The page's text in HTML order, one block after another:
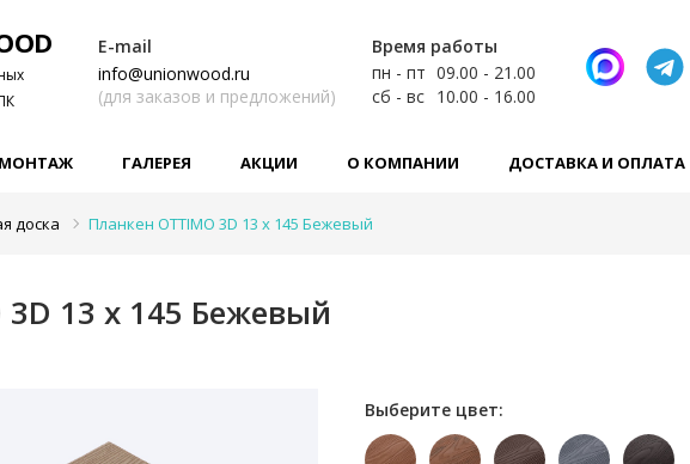
Время работы
пн - пт 09.00 - 21.00
сб - вс 10.00 - 16.00
E-mail
info@unionwood.ru
(для заказов и предложений)
МОНТАЖ ГАЛЕРЕЯ АКЦИИ О КОМПАНИИ ДОСТАВКА И ОПЛАТА
доска Планкен OTTIMO 3D 13 х 145 Бежевый
13 х 145 Бежевый
Выберите цвет: